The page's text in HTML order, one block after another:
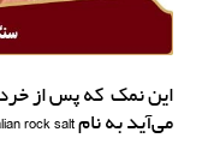
این نمک که پس از
می‌آید به نام Hymalian rock salt معروف است.